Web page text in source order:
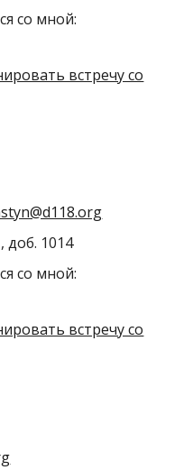
со мной:
встречу со
доб. 1014
со мной:
встречу со